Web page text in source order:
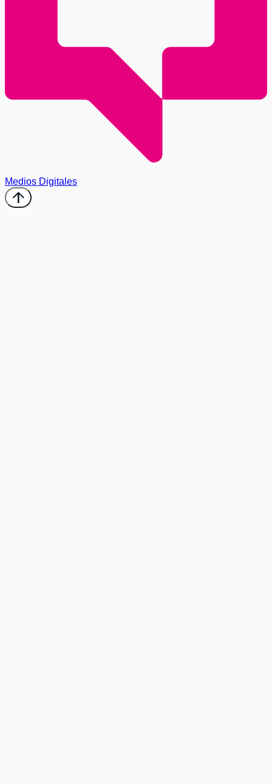
Medios Digitales
arrow_upward